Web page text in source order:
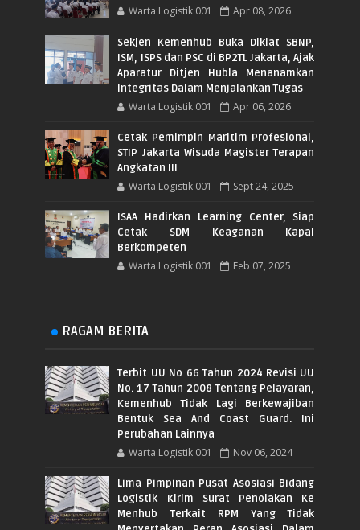
Warta Logistik 001 Apr 08, 2026
Sekjen Kemenhub Buka Diklat SBNP,
ISM, ISPS dan PSC di BP2TL Jakarta, Ajak
Aparatur Ditjen Hubla Menanamkan
Integritas Dalam Menjalankan Tugas
Warta Logistik 001 Apr 06, 2026
Cetak Pemimpin Maritim Profesional,
STIP Jakarta Wisuda Magister Terapan
Angkatan III
Warta Logistik 001 Sept 24, 2025
ISAA Hadirkan Learning Center, Siap
Cetak SDM Keaganan Kapal
Berkompeten
Warta Logistik 001 Feb 07, 2025
RAGAM BERITA
Terbit UU No 66 Tahun 2024 Revisi UU
No. 17 Tahun 2008 Tentang Pelayaran,
Kemenhub Tidak Lagi Berkewajiban
Bentuk Sea And Coast Guard. Ini
Perubahan Lainnya
Warta Logistik 001 Nov 06, 2024
Lima Pimpinan Pusat Asosiasi Bidang
Logistik Kirim Surat Penolakan Ke
Menhub Terkait RPM Yang Tidak